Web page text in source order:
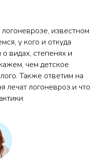
известном
у кого и откуда
видах, степенях и
чем детское
Также ответим на
лечат логоневроз и что